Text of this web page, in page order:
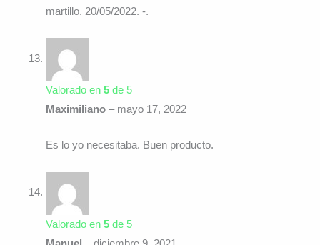
martillo. 20/05/2022. -.
Valorado en 5de 5
Maximiliano – mayo 17, 2022
Es lo yo necesitaba. Buen producto.
Valorado en 5de 5